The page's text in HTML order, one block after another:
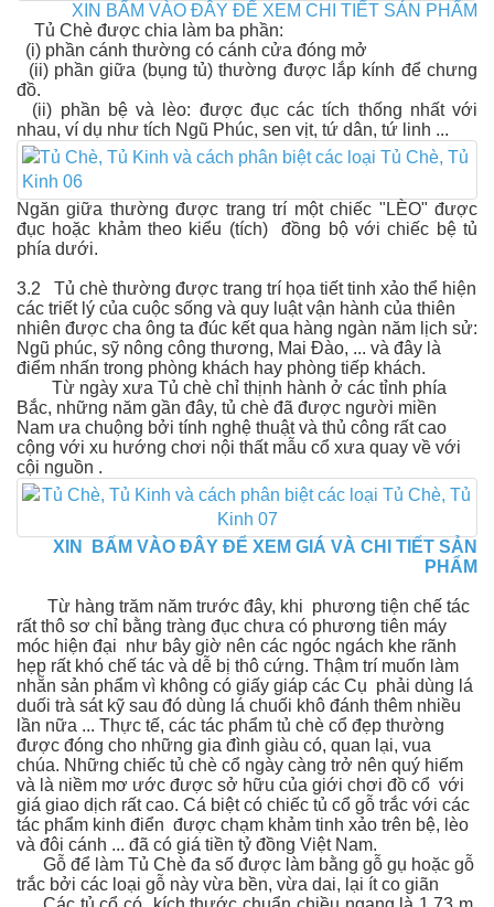
XIN BẤM VÀO ĐÂY ĐỂ XEM CHI TIẾT SẢN PHẨM
Tủ Chè được chia làm ba phần:
(i) phần cánh thường có cánh cửa đóng mở
(ii) phần giữa (bụng tủ) thường được lắp kính để chưng
đồ.
(ii) phần bệ và lèo: được đục các tích thống nhất với
nhau, ví dụ như tích Ngũ Phúc, sen vịt, tứ dân, tứ linh ...
Ngăn giữa thường được trang trí một chiếc "LÈO" được
đục hoặc khảm theo kiểu (tích) đồng bộ với chiếc bệ tủ
phía dưới.
3.2 Tủ chè thường được trang trí họa tiết tinh xảo thể hiện
các triết lý của cuộc sống và quy luật vận hành của thiên
nhiên được cha ông ta đúc kết qua hàng ngàn năm lịch sử:
Ngũ phúc, sỹ nông công thương, Mai Đào, ... và đây là
điểm nhấn trong phòng khách hay phòng tiếp khách.
Từ ngày xưa Tủ chè chỉ thịnh hành ở các tỉnh phía
Bắc, những năm gần đây, tủ chè đã được người miền
Nam ưa chuộng bởi tính nghệ thuật và thủ công rất cao
cộng với xu hướng chơi nội thất mẫu cổ xưa quay về với
cội nguồn .
XIN BẤM VÀO ĐÂY ĐỂ XEM GIÁ VÀ CHI TIẾT SẢN
PHẨM
Từ hàng trăm năm trước đây, khi phương tiện chế tác
rất thô sơ chỉ bằng tràng đục chưa có phương tiên máy
móc hiện đại như bây giờ nên các ngóc ngách khe rãnh
hẹp rất khó chế tác và dễ bị thô cứng. Thậm trí muốn làm
nhẵn sản phẩm vì không có giấy giáp các Cụ phải dùng lá
duối trà sát kỹ sau đó dùng lá chuối khô đánh thêm nhiều
lần nữa ... Thực tế, các tác phẩm tủ chè cổ đẹp thường
được đóng cho những gia đình giàu có, quan lại, vua
chúa. Những chiếc tủ chè cổ ngày càng trở nên quý hiếm
và là niềm mơ ước được sở hữu của giới chơi đồ cổ với
giá giao dịch rất cao. Cá biệt có chiếc tủ cổ gỗ trắc với các
tác phẩm kinh điển được chạm khảm tinh xảo trên bệ, lèo
và đôi cánh ... đã có giá tiền tỷ đồng Việt Nam.
Gỗ để làm Tủ Chè đa số được làm bằng gỗ gụ hoặc gỗ
trắc bởi các loại gỗ này vừa bền, vừa dai, lại ít co giãn